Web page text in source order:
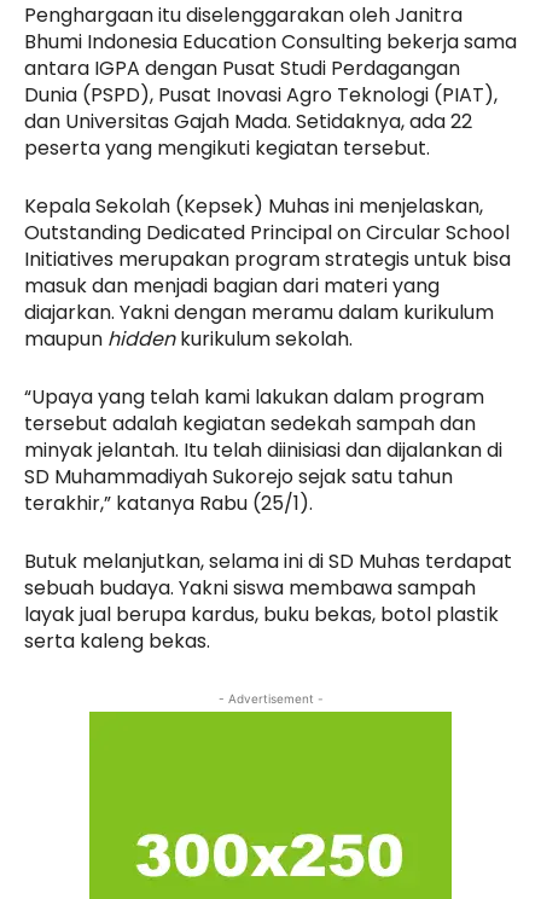
Penghargaan itu diselenggarakan oleh Janitra
Bhumi Indonesia Education Consulting bekerja sama
antara IGPA dengan Pusat Studi Perdagangan
Dunia (PSPD), Pusat Inovasi Agro Teknologi (PIAT),
dan Universitas Gajah Mada. Setidaknya, ada 22
peserta yang mengikuti kegiatan tersebut.
Kepala Sekolah (Kepsek) Muhas ini menjelaskan,
Outstanding Dedicated Principal on Circular School
Initiatives merupakan program strategis untuk bisa
masuk dan menjadi bagian dari materi yang
diajarkan. Yakni dengan meramu dalam kurikulum
maupun hiddenkurikulum sekolah.
“Upaya yang telah kami lakukan dalam program
tersebut adalah kegiatan sedekah sampah dan
minyak jelantah. Itu telah diinisiasi dan dijalankan di
SD Muhammadiyah Sukorejo sejak satu tahun
terakhir,” katanya Rabu (25/1).
Butuk melanjutkan, selama ini di SD Muhas terdapat
sebuah budaya. Yakni siswa membawa sampah
layak jual berupa kardus, buku bekas, botol plastik
serta kaleng bekas.
- Advertisement -